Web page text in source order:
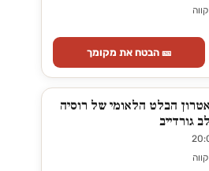
🎫 הבטח את מקומך
הבלט הלאומי של רוסיה
גורדייב